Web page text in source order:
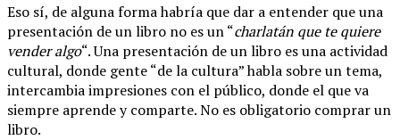
Eso sí, de alguna forma habría que dar a entender que una
presentación de un libro no es un “charlatán que te quiere
vender algo“. Una presentación de un libro es una actividad
cultural, donde gente “de la cultura” habla sobre un tema,
intercambia impresiones con el público, donde el que va
siempre aprende y comparte. No es obligatorio comprar un
libro.